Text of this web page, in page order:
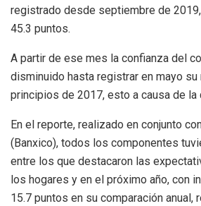
registrado desde septiembre de
45.3 puntos.
A partir de ese mes la confianza del
disminuido hasta registrar en mayo
principios de 2017, esto a causa de la
En el reporte, realizado en conjunto
(Banxico), todos los componentes
entre los que destacaron las
los hogares y en el próximo año, con
15.7 puntos en su comparación anual,